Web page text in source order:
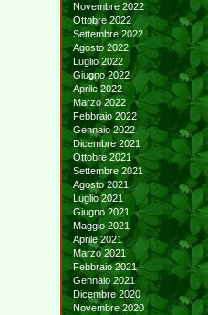
Novembre 2022
Ottobre 2022
Settembre 2022
Agosto 2022
Luglio 2022
Giugno 2022
Aprile 2022
Marzo 2022
Febbraio 2022
Gennaio 2022
Dicembre 2021
Ottobre 2021
Settembre 2021
Agosto 2021
Luglio 2021
Giugno 2021
Maggio 2021
Aprile 2021
Marzo 2021
Febbraio 2021
Gennaio 2021
Dicembre 2020
Novembre 2020